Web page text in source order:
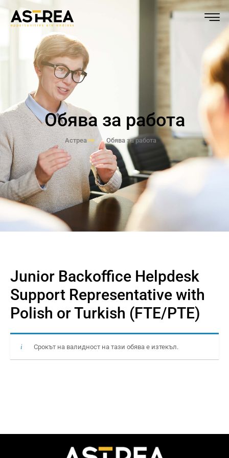
Обява за работа
Астреа Обява за работа
Junior Backoffice Helpdesk
Support Representative with
Polish or Turkish (FTE/PTE)
Срокът на валидност на тази обява е изтекъл.